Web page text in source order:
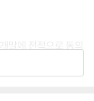
가 각자의 자리에서
시에 가능하게 만
다.
말에 전적으로 동의
부분들을 다시 한
기회라기보다 자